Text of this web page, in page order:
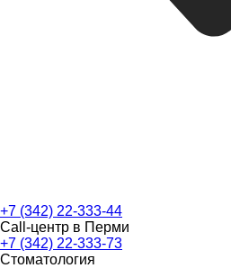
+7 (342) 22-333-44
Call-центр в Перми
+7 (342) 22-333-73
Стоматология